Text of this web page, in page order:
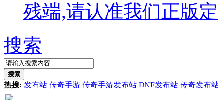
残端,请认准我们正版
搜索
搜索
热搜: 发布站 传奇手游 传奇手游发布站 DNF发布站 传奇发布